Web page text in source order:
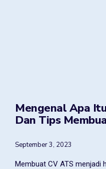
Mengenal Apa
Dan Tips
September 3, 2023
Membuat CV ATS menjadi